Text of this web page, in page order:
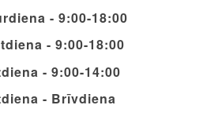
- 9:00-18:00
- 9:00-18:00
- 9:00-14:00
- Brīvdiena